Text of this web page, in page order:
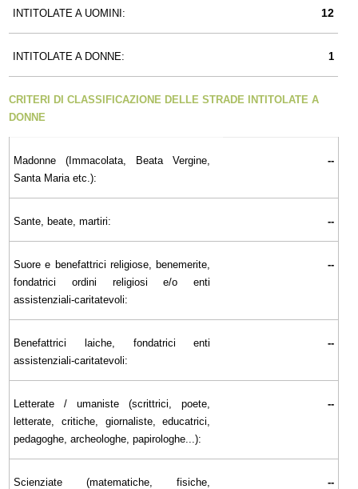
INTITOLATE A UOMINI: 12
INTITOLATE A DONNE: 1
CRITERI DI CLASSIFICAZIONE DELLE STRADE INTITOLATE A
DONNE
Madonne (Immacolata, Beata Vergine,
Santa Maria etc.):
--
Sante, beate, martiri: --
Suore e benefattrici religiose, benemerite,
fondatrici ordini religiosi e/o enti
assistenziali-caritatevoli:
--
Benefattrici laiche, fondatrici enti
assistenziali-caritatevoli:
--
Letterate / umaniste (scrittrici, poete,
letterate, critiche, giornaliste, educatrici,
pedagoghe, archeologhe, papirologhe...):
--
Scienziate (matematiche, fisiche,
--